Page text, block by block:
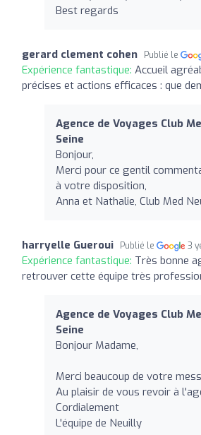
Best regards
gerard clement cohen Publié le
Expérience fantastique: Accueil
précises et actions efficaces : que
Agence de Voyages Club
Seine
Bonjour,
Merci pour ce gentil
à votre disposition,
Anna et Nathalie, Club Med
harryelle Gueroui Publié le 3
Expérience fantastique: Très bonne
retrouver cette équipe très
Agence de Voyages Club
Seine
Bonjour Madame,
Merci beaucoup de votre
Au plaisir de vous revoir à
Cordialement
L'équipe de Neuilly